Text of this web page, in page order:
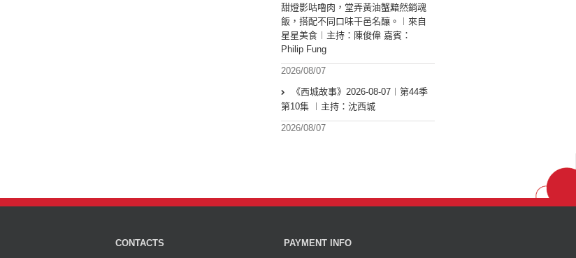
甜燈影咕嚕肉，堂弄黃油蟹黯然銷魂
飯，搭配不同口味干邑名釀。︱來自
星星美食︱主持：陳俊偉 嘉賓：
Philip Fung
2026/08/07
《西城故事》2026-08-07︱第44季
第10集 ︱主持：沈西城
2026/08/07
CONTACTS PAYMENT INFO